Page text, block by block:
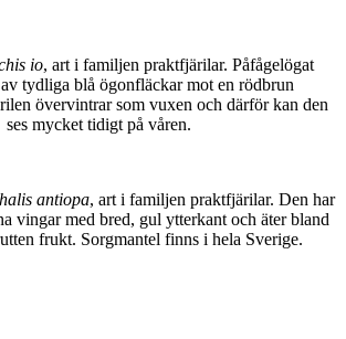
io, art i familjen praktfjärilar. Påfågelögat
tydliga blå ögonfläckar mot en rödbrun
övervintrar som vuxen och därför kan den
ses mycket tidigt på våren.
antiopa, art i familjen praktfjärilar. Den har
vingar med bred, gul ytterkant och äter bland
frukt. Sorgmantel finns i hela Sverige.